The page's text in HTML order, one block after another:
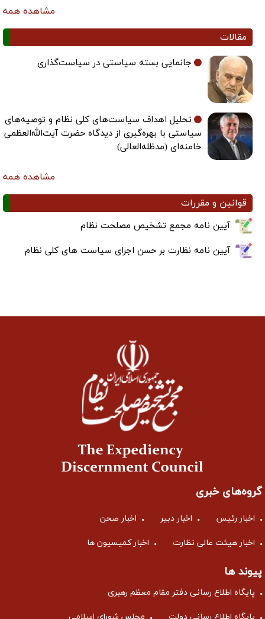
مشاهده همه
مقالات
جانمایی بسته سیاستی در سیاست‌گذاری
تحلیل اهداف سیاست‌های کلی نظام و توصیه‌های
سیاستی با بهره‌گیری از دیدگاه حضرت آیت‌الله‌العظمی
خامنه‌ای (مدظله‌العالی)
مشاهده همه
قوانین و مقررات
آیین نامه مجمع تشخیص مصلحت نظام
آیین نامه نظارت بر حسن اجرای سیاست های کلی نظام
گروه‌های خبری
اخبار رئیس اخبار دبیر اخبار صحن
اخبار هیئت عالی نظارت اخبار کمیسیون ها
پیوند ها
پایگاه اطلاع رسانی دفتر مقام معظم رهبری